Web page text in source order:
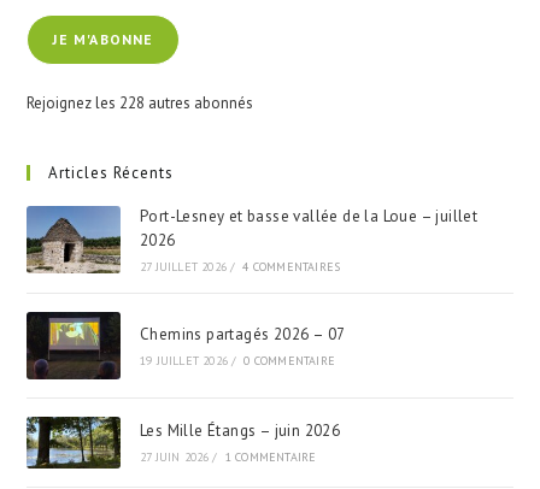
e-
mailJE M'ABONNE
Rejoignez les 228 autres abonnés
Articles Récents
Port-Lesney et basse vallée de la Loue – juillet
2026
27 JUILLET 2026 / 4 COMMENTAIRES
Chemins partagés 2026 – 07
19 JUILLET 2026 / 0 COMMENTAIRE
Les Mille Étangs – juin 2026
27 JUIN 2026 / 1 COMMENTAIRE